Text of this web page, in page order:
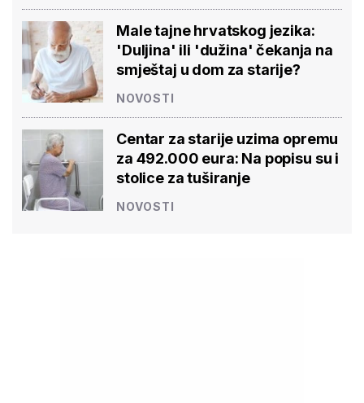
Male tajne hrvatskog jezika:
'Duljina' ili 'dužina' čekanja na
smještaj u dom za starije?
NOVOSTI
Centar za starije uzima opremu
za 492.000 eura: Na popisu su i
stolice za tuširanje
NOVOSTI